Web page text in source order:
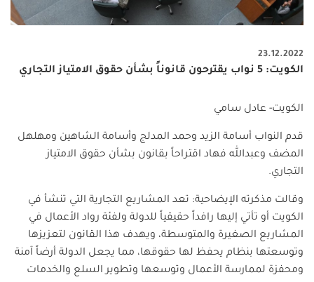
23.12.2022
الكويت: 5 نواب يقترحون قانوناً بشأن حقوق الامتياز التجاري
الكويت- عادل سامي
قدم النواب أسامة الزيد وحمد المدلج وأسامة الشاهين ومهلهل
المضف وعبدالله فهاد اقتراحاً بقانون بشأن حقوق الامتياز
التجاري.
وقالت مذكرته الإيضاحية: تعد المشاريع التجارية التي تنشأ في
الكويت أو تأتي إليها رافداً حقيقياً للدولة ولفئة رواد الأعمال في
المشاريع الصغيرة والمتوسطة، ويهدف هذا القانون لتعزيزها
وتوسعتها بنظام يحفظ لها حقوقها، مما يجعل الدولة أرضاً آمنة
ومحفزة لممارسة الأعمال وتوسعها وتطوير السلع والخدمات